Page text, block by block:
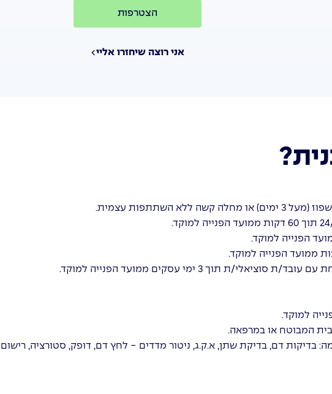
הצטרפות
אני רוצה שיחזרו אליי
השתתפות עצמית.
ת תוך 3 ימי עסקים ממועד הפנייה למוקד.
המבוטח או במרפאה.
בדיקות דם, בדיקת שתן, א.ק.ג, ניטור מדדים - לחץ דם, דופק, סטורציה, רישום